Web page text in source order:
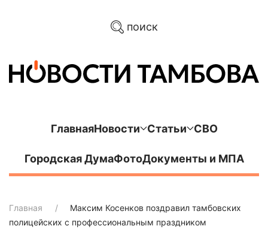
поиск
ГлавнаяНовости Статьи СВО
Городская ДумаФотоДокументы и МПА
Главная
Максим Косенков поздравил тамбовских
полицейских с профессиональным праздником